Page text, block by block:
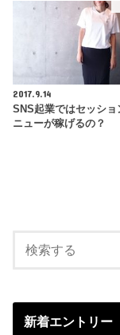
2017.9.14
SNS起業ではセッショ
ニューが稼げるの？
新着エントリー